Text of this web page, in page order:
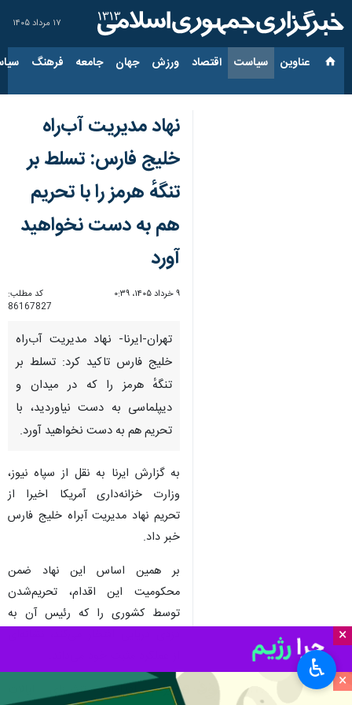
۱۷ مرداد ۱۴۰۵
عناوین‌ سیاست اقتصاد ورزش جهان جامعه فرهنگ
×
×
نهاد مدیریت آب‌راه
خلیج فارس: تسلط بر
تنگهٔ هرمز را با تحریم
هم به دست نخواهید
آورد
۹ خرداد ۱۴۰۵، ۰:۳۹
کد مطلب:
86167827
تهران-ایرنا- نهاد مدیریت آب‌راه
خلیج فارس تاکید کرد: تسلط بر
تنگهٔ هرمز را که در میدان و
دیپلماسی به دست نیاوردید، با
تحریم هم به دست نخواهید آورد.
به گزارش ایرنا به نقل از سپاه نیوز،
وزارت خزانه‌داری آمریکا اخیرا از
تحریم نهاد مدیریت آبراه خلیج فارس
خبر داد.
بر همین اساس این نهاد ضمن
محکومیت این اقدام، تحریم‌شدن
توسط کشوری را که رئیس آن به
علیرغم اقدامات تنش‌زای ایالات
♿︎